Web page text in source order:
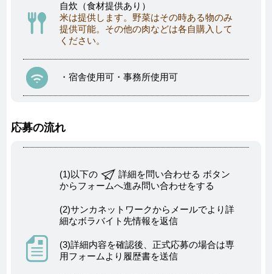
自炊（食材提供あり）
米は提供します。野菜はその時ある物のみ
提供可能。その他の肉などは各自購入して
ください。
・宿舎使用可・事務所使用可
応募の流れ
(1)以下の
詳細を問い合わせる ボタン
からフォームへ進み問い合わせをする
(2)サンカネットワークからメールでより詳
細なボラバイト先情報を返信
(3)詳細内容を確認後、正式応募の場合は専
用フォームより履歴書を送信